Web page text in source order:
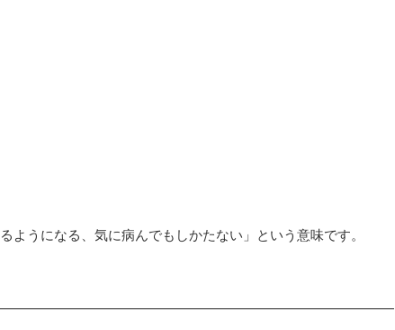
ようになる、気に病んでもしかたない」という意味です。